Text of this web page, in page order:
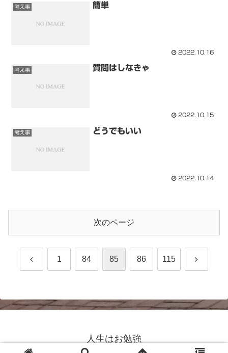
考え事 簡単
2022.10.16
考え事 質問はしなきゃ
2022.10.15
考え事 どうでもいい
2022.10.14
次のページ
前 1 84 85 86 115 次
人生はお勉強